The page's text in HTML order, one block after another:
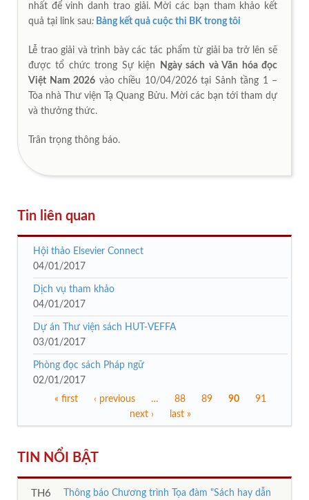
nhất để vinh danh trao giải. Mời các bạn tham khảo kết
quả tại link sau: Bảng kết quả cuộc thi BK trong tôi
Lễ trao giải và trình bày các tác phẩm từ giải ba trở lên sẽ
được tổ chức trong Sự kiện
Ngày sách và Văn hóa đọc
Việt Nam 2026 vào chiều 10/04/2026 tại Sảnh tầng 1 –
Tòa nhà Thư viện Tạ Quang Bửu. Mời các bạn tới tham dự
và thưởng thức.
Trân trọng thông báo.
Tin liên quan
Hội thảo Elsevier Connect
04/01/2017
Dịch vụ tham khảo
04/01/2017
Dự án Thư viện sách HUT-VEFFA
03/01/2017
Phòng đọc sách Pháp ngữ
02/01/2017
« first ‹ previous … 88 89 90
91
next ›
last »
TIN NỔI BẬT
TH6
Thông báo Chương trình Tọa đàm "Sách hay dẫn